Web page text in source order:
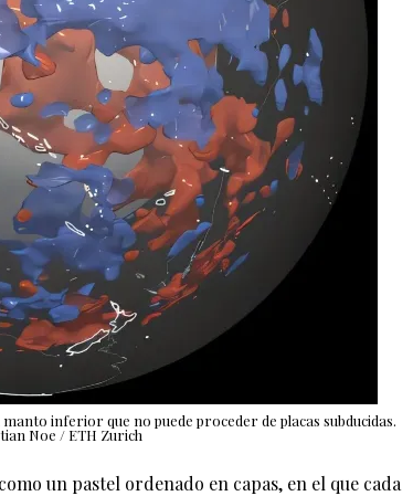
inferior que no puede proceder de placas subducidas.
Noe / ETH Zurich
un pastel ordenado en capas, en el que cada